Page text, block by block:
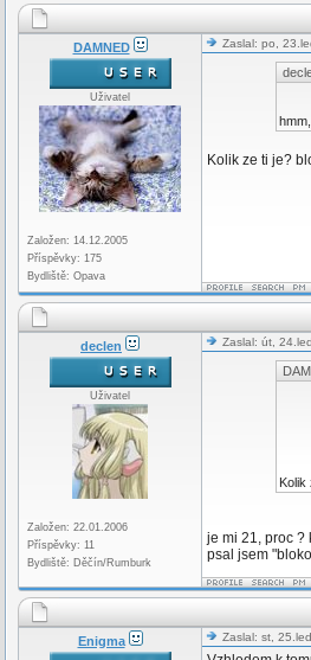
DAMNED
Uživatel
Založen: 14.12.2005
Příspěvky: 175
Bydliště: Opava
Zaslal: po,
Kolik ze ti je?
declen
Uživatel
Založen: 22.01.2006
Příspěvky: 11
Bydliště: Děčín/Rumburk
Zaslal: út,
Kolik
je mi 21, proc ?
psal jsem
Enigma Zaslal: st,